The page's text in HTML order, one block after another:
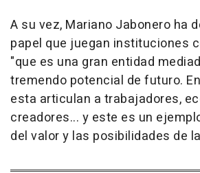
A su vez, Mariano Jabonero ha
papel que juegan instituciones
"que es una gran entidad
tremendo potencial de futuro.
esta articulan a trabajadores,
creadores... y este es un
del valor y las posibilidades de